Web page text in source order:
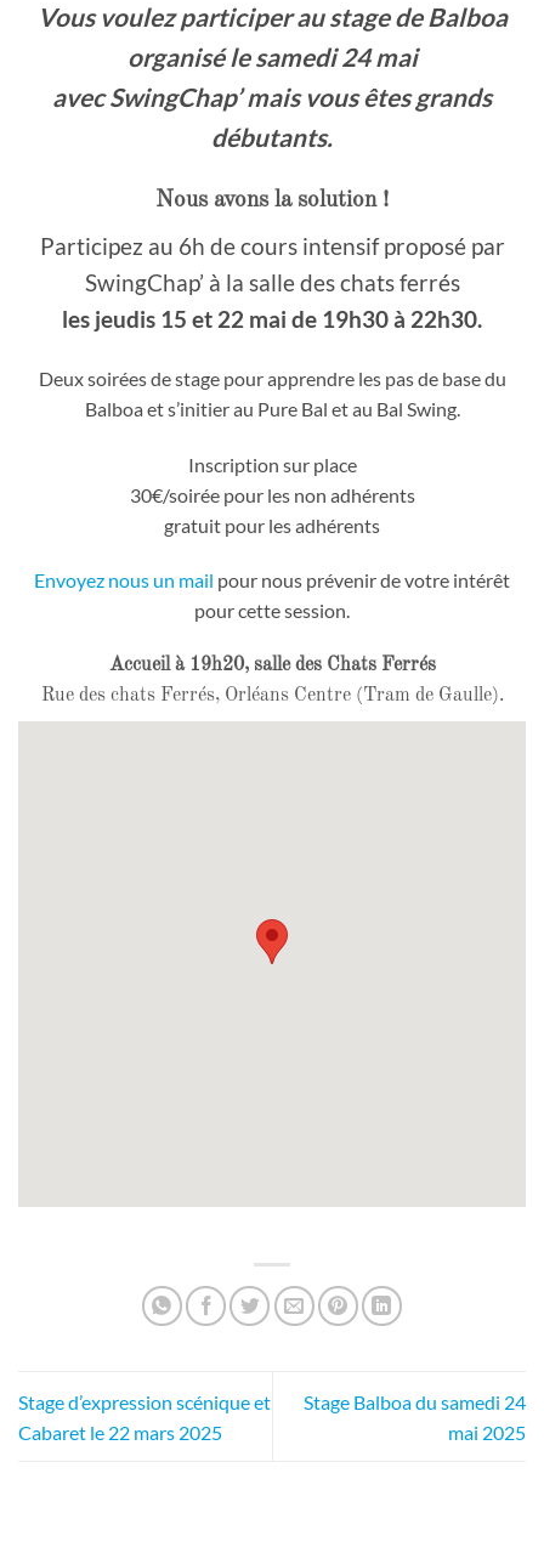
Vous voulez participer au stage de Balboa
organisé le samedi 24 mai
avec SwingChap’ mais vous êtes grands
débutants.
Nous avons la solution !
Participez au 6h de cours intensif proposé par
SwingChap’ à la salle des chats ferrés
les jeudis 15 et 22 mai de 19h30 à 22h30.
Deux soirées de stage pour apprendre les pas de base du
Balboa et s’initier au Pure Bal et au Bal Swing.
Inscription sur place
30€/soirée pour les non adhérents
gratuit pour les adhérents
Envoyez nous un mail pour nous prévenir de votre intérêt
pour cette session.
Accueil à 19h20, salle des Chats Ferrés
Rue des chats Ferrés, Orléans Centre (Tram de Gaulle).
Stage d’expression scénique et
Cabaret le 22 mars 2025
Stage Balboa du samedi 24
mai 2025